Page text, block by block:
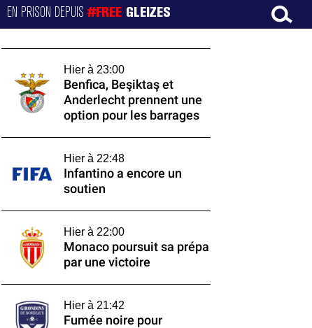
EN PRISON DEPUIS#FREE GLEIZES
Hier à 23:00
Benfica, Beşiktaş et
Anderlecht prennent une
option pour les barrages
Hier à 22:48
Infantino a encore un
soutien
Hier à 22:00
Monaco poursuit sa prépa
par une victoire
Hier à 21:42
Fumée noire pour